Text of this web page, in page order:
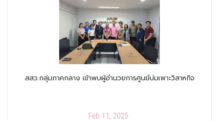
สสว.กลุ่มภาคกลาง เข้าพบผู้อำนวยการศูนย์บ่มเพาะวิสาหกิจ
Feb 11, 2025